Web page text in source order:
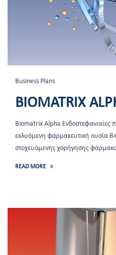
Business Plans
BIOMATRIX
Biomatrix Alpha Ενδοστεφανιαίες
εκλυόμενη φαρμακευτική ουσία
στοχευόμενης χορήγησης
READ MORE